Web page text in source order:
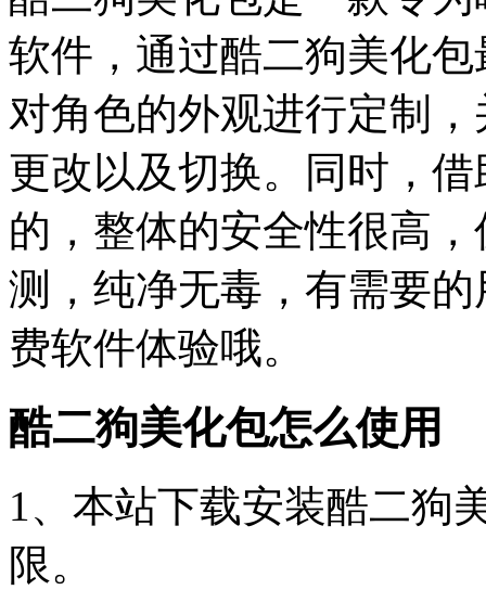
软件，通过酷二狗美化
对角色的外观进行定制
更改以及切换。同时，
的，整体的安全性很高
测，纯净无毒，有需要
费软件体验哦。
酷二狗美化包怎么使用
1、本站下载安装酷二狗
限。